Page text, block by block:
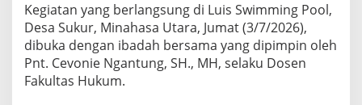
Kegiatan yang berlangsung di Luis Swimming Pool,
Desa Sukur, Minahasa Utara, Jumat (3/7/2026),
dibuka dengan ibadah bersama yang dipimpin oleh
Pnt. Cevonie Ngantung, SH., MH, selaku Dosen
Fakultas Hukum.